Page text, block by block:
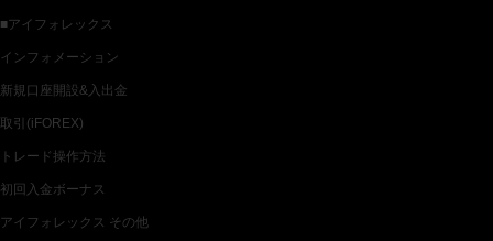
■アイフォレックス
インフォメーション
新規口座開設&入出金
取引(iFOREX)
トレード操作方法
初回入金ボーナス
アイフォレックス その他